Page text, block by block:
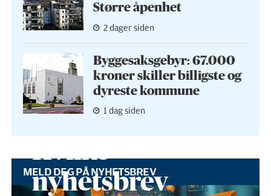
Større åpenhet
2 dager siden
Byggesaks­gebyr: 67.000
kroner skiller billigste og
dyreste kommune
1 dag siden
MELD DEG PÅ NYHETSBREV
nyhetsbrev